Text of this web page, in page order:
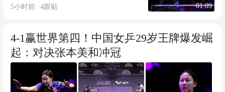
5小时前 4跟贴 01:09
4-1赢世界第四！中国女乒29岁王牌爆发崛
起：对决张本美和冲冠